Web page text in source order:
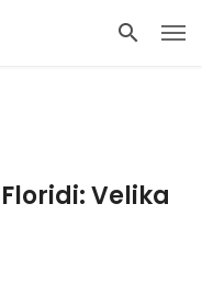
Velika